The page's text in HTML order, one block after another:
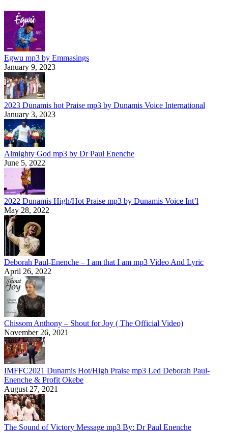
Egwu mp3 by Emmasings
January 9, 2023
2023 Dunamis hot Praise mp3 by Dunamis Voice International
January 3, 2023
Almighty God mp3 by Dr Paul Enenche
June 5, 2022
2022 Dunamis High/Hot Praise mp3 by Dunamis Voice Int’l
May 28, 2022
Deborah Paul-Enenche – I am that I am mp3 Video And Lyric
April 26, 2022
Chissom Anthony – Shout for Joy ( The Official Video)
November 26, 2021
IMFFC2021 Dunamis Hot/High Praise mp3 Led Deborah Paul-
Enenche & Profit Okebe
August 27, 2021
The Sound of Victory Message mp3 By: Dr Paul Enenche